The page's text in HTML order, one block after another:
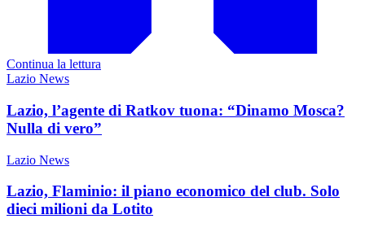
Continua la lettura
Lazio News
Lazio, l’agente di Ratkov tuona: “Dinamo Mosca?
Nulla di vero”
Lazio News
Lazio, Flaminio: il piano economico del club. Solo
dieci milioni da Lotito